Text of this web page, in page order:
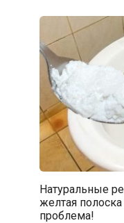
Натуральные
желтая
проблема!